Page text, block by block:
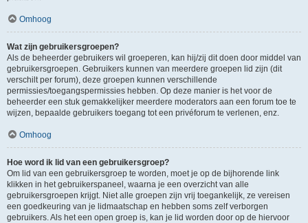
Omhoog
Wat zijn gebruikersgroepen?
Als de beheerder gebruikers wil groeperen, kan hij/zij dit doen door middel van
gebruikersgroepen. Gebruikers kunnen van meerdere groepen lid zijn (dit
verschilt per forum), deze groepen kunnen verschillende
permissies/toegangspermissies hebben. Op deze manier is het voor de
beheerder een stuk gemakkelijker meerdere moderators aan een forum toe te
wijzen, bepaalde gebruikers toegang tot een privéforum te verlenen, enz.
Omhoog
Hoe word ik lid van een gebruikersgroep?
Om lid van een gebruikersgroep te worden, moet je op de bijhorende link
klikken in het gebruikerspaneel, waarna je een overzicht van alle
gebruikersgroepen krijgt. Niet alle groepen zijn vrij toegankelijk, ze vereisen
een goedkeuring van je lidmaatschap en hebben soms zelf verborgen
gebruikers. Als het een open groep is, kan je lid worden door op de hiervoor